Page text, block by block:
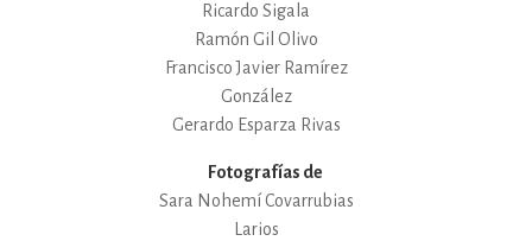
Ricardo Sigala
Ramón Gil Olivo
Francisco Javier Ramírez
González
Gerardo Esparza Rivas
Fotografías de
Sara Nohemí Covarrubias
Larios